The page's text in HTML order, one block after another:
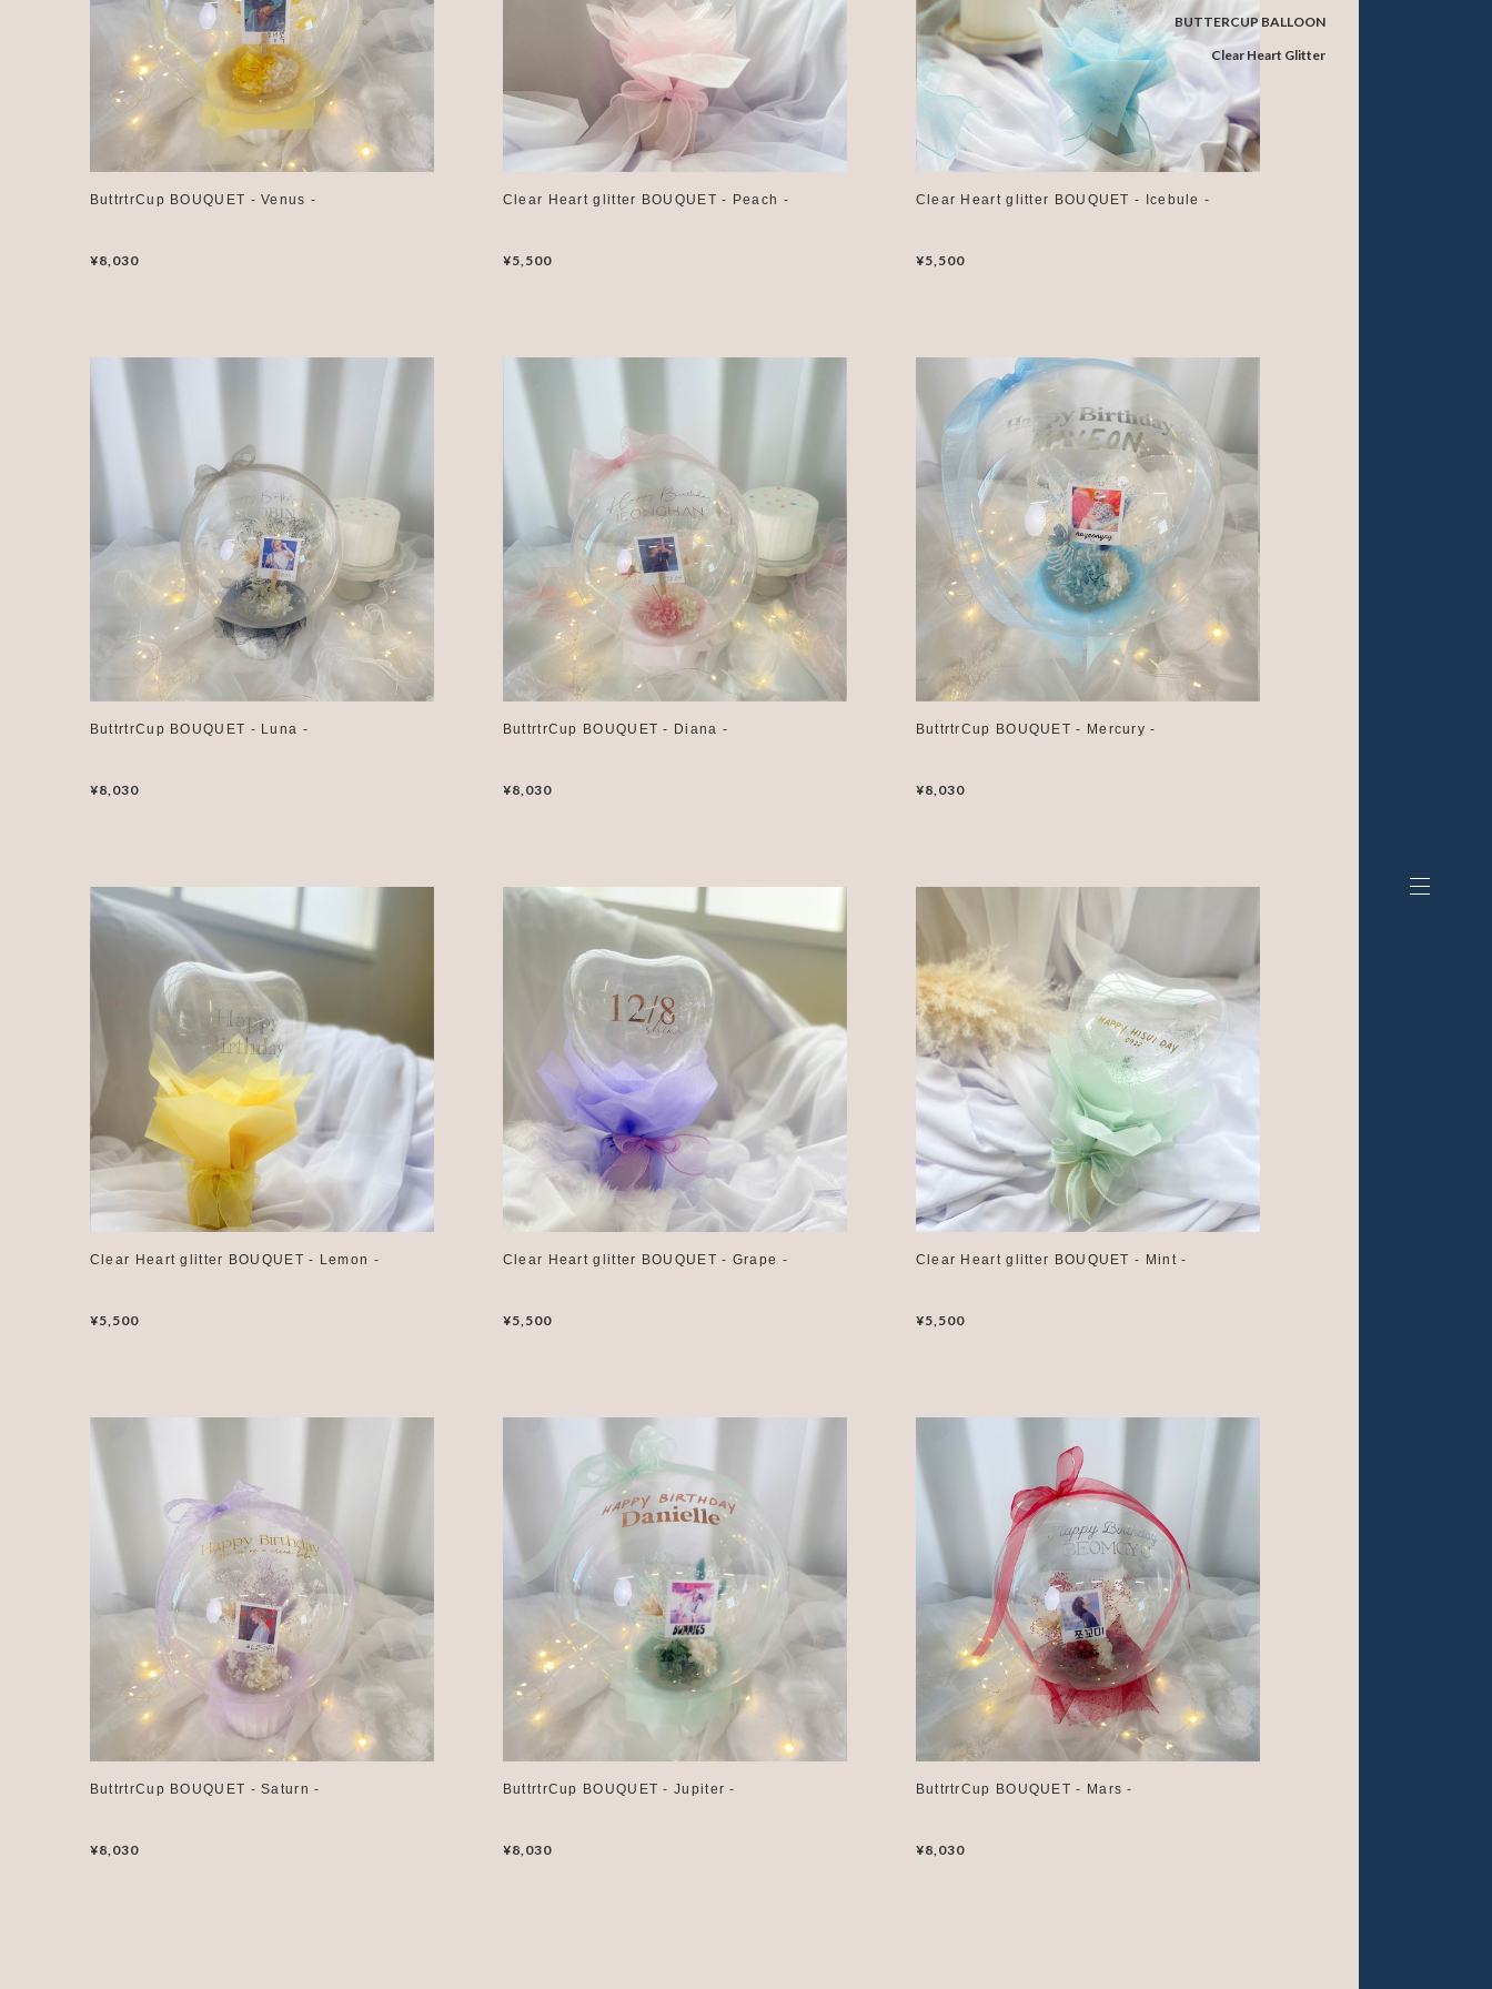
BUTTERCUP BALLOON
Clear Heart Glitter
ButtrtrCup BOUQUET - Venus -
¥8,030
Clear Heart glitter BOUQUET - Peach -
¥5,500
Clear Heart glitter BOUQUET - Icebule -
¥5,500
ButtrtrCup BOUQUET - Luna -
¥8,030
ButtrtrCup BOUQUET - Diana -
¥8,030
ButtrtrCup BOUQUET - Mercury -
¥8,030
Clear Heart glitter BOUQUET - Lemon -
¥5,500
Clear Heart glitter BOUQUET - Grape -
¥5,500
Clear Heart glitter BOUQUET - Mint -
¥5,500
ButtrtrCup BOUQUET - Saturn -
¥8,030
ButtrtrCup BOUQUET - Jupiter -
¥8,030
ButtrtrCup BOUQUET - Mars -
¥8,030